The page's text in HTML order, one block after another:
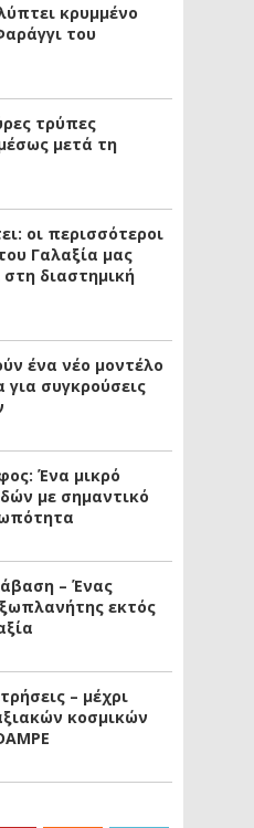
κρυμμένο
του
τρύπες
μετά τη
οι περισσότεροι
Γαλαξία μας
στη διαστημική
ένα νέο μοντέλο
συγκρούσεις
Ένα μικρό
με σημαντικό
– Ένας
εκτός
– μέχρι
κοσμικών